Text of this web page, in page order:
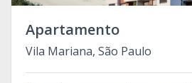
Apartamento
Vila Mariana, São Paulo